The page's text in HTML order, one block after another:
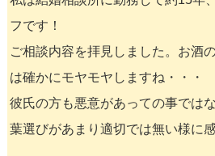
フです！
ご相談内容を拝見しました。お酒
は確かにモヤモヤしますね・・・
彼氏の方も悪意があっての事では
葉選びがあまり適切では無い様に感